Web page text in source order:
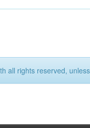
all rights reserved,